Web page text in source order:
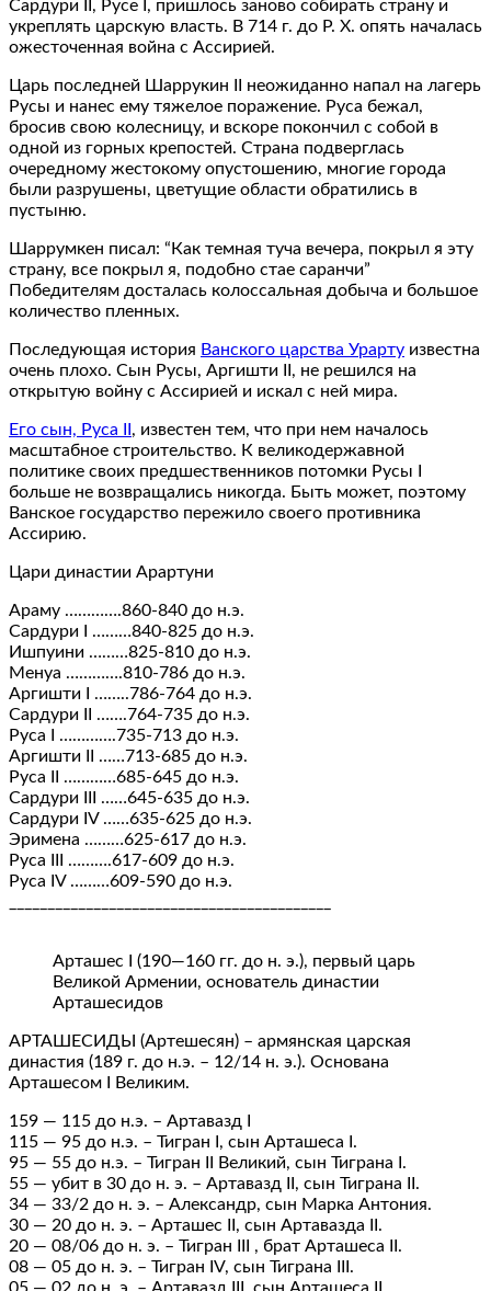
Сардури II, Русе I, пришлось заново собирать страну и
укреплять царскую власть. В 714 г. до Р. Х. опять началась
ожесточенная война с Ассирией.
Царь последней Шаррукин II неожиданно напал на лагерь
Русы и нанес ему тяжелое поражение. Руса бежал,
бросив свою колесницу, и вскоре покончил с собой в
одной из горных крепостей. Страна подверглась
очередному жестокому опустошению, многие города
были разрушены, цветущие области обратились в
пустыню.
Шаррумкен писал: “Как темная туча вечера, покрыл я эту
страну, все покрыл я, подобно стае саранчи”
Победителям досталась колоссальная добыча и большое
количество пленных.
Последующая история Ванского царства Урарту известна
очень плохо. Сын Русы, Аргишти II, не решился на
открытую войну с Ассирией и искал с ней мира.
Его сын, Руса II , известен тем, что при нем началось
масштабное строительство. К великодержавной
политике своих предшественников потомки Русы I
больше не возвращались никогда. Быть может, поэтому
Ванское государство пережило своего противника
Ассирию.
Цари династии Арартуни
Араму ………….860-840 до н.э.
Сардури I ………840-825 до н.э.
Ишпуини ………825-810 до н.э.
Менуа ………….810-786 до н.э.
Аргишти I ……..786-764 до н.э.
Сардури II …….764-735 до н.э.
Руса I ………….735-713 до н.э.
Аргишти II ……713-685 до н.э.
Руса II …………685-645 до н.э.
Сардури III ……645-635 до н.э.
Сардури IV ……635-625 до н.э.
Эримена ………625-617 до н.э.
Руса III ……….617-609 до н.э.
Руса IV ………609-590 до н.э.
Арташес I (190—160 гг. до н. э.), первый царь
Великой Армении, основатель династии
Арташесидов
АРТАШЕСИДЫ (Артешесян) – армянская царская
династия (189 г. до н.э. – 12/14 н. э.). Основана
Арташесом I Великим.
159 — 115 до н.э. – Артавазд I
115 — 95 до н.э. – Тигран I, сын Арташеса I.
95 — 55 до н.э. – Тигран II Великий, сын Тиграна I.
55 — убит в 30 до н. э. – Артавазд II, сын Тиграна II.
34 — 33/2 до н. э. – Александр, сын Марка Антония.
30 — 20 до н. э. – Арташес II, сын Артавазда II.
20 — 08/06 до н. э. – Тигран III , брат Арташеса II.
08 — 05 до н. э. – Тигран IV, сын Тиграна III.